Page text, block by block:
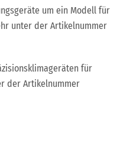
um ein Modell für
unter der Artikelnummer
für
der Artikelnummer